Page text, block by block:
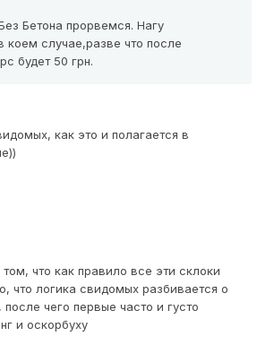
Бетона прорвемся. Нагу
коем случае,разве что после
будет 50 грн.
как это и полагается в
что как правило все эти склоки
что логика свидомых разбивается о
чего первые часто и густо
и оскорбуху